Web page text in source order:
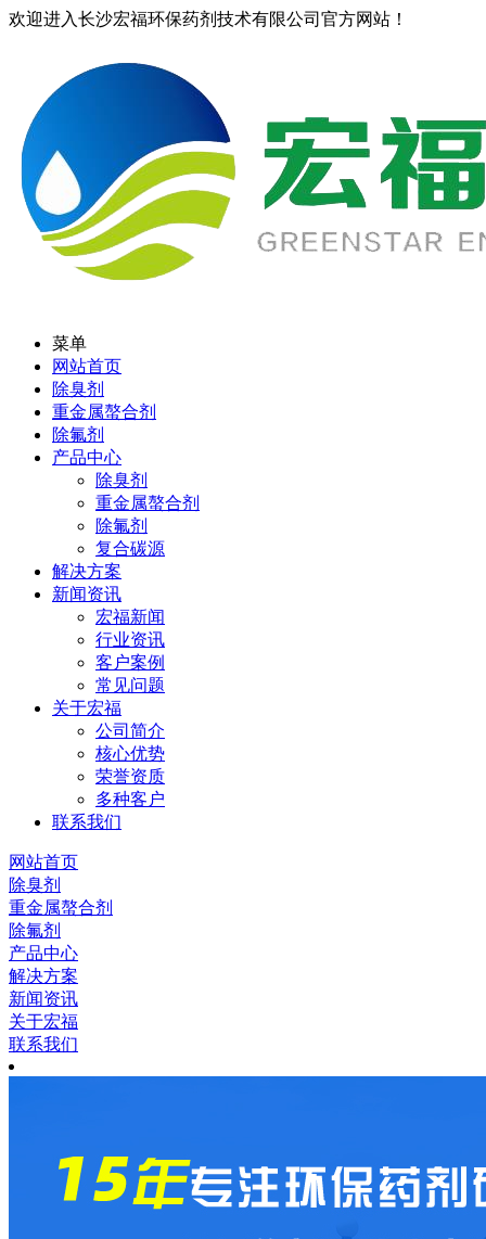
欢迎进入长沙宏福环保药剂技术有限公司官方网站！
菜单
网站首页
除臭剂
重金属螯合剂
除氟剂
产品中心
除臭剂
重金属螯合剂
除氟剂
复合碳源
解决方案
新闻资讯
宏福新闻
行业资讯
客户案例
常见问题
关于宏福
公司简介
核心优势
荣誉资质
多种客户
联系我们
网站首页
除臭剂
重金属螯合剂
除氟剂
产品中心
解决方案
新闻资讯
关于宏福
联系我们